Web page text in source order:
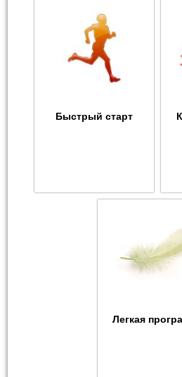
Быстрый старт
Легкая